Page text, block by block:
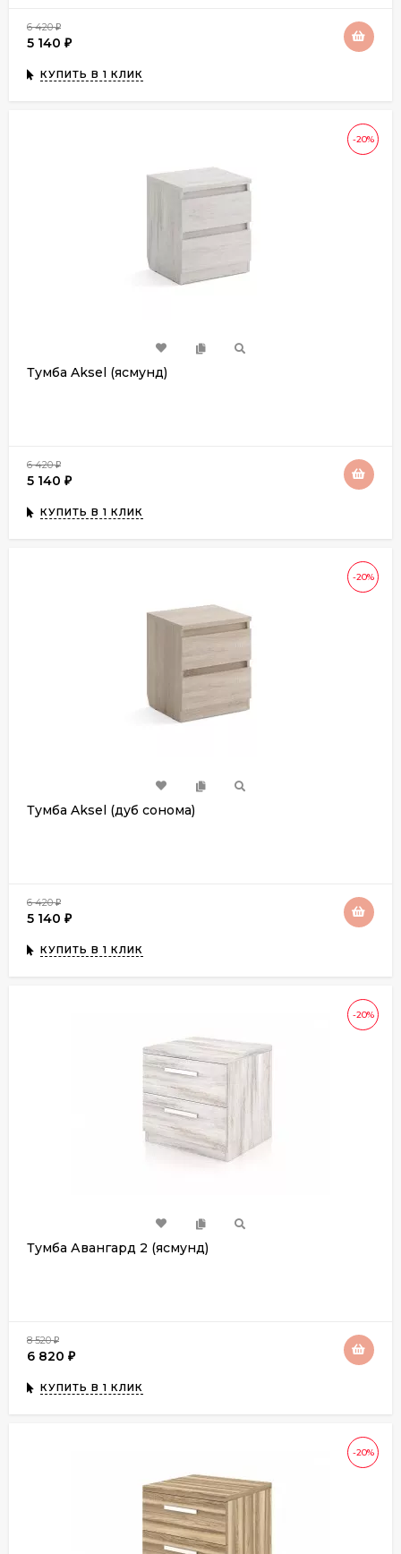
6 420₽
5 140 ₽
КУПИТЬ В 1 КЛИК
-20%
Тумба Aksel (ясмунд)
6 420₽
5 140 ₽
КУПИТЬ В 1 КЛИК
-20%
Тумба Aksel (дуб сонома)
6 420₽
5 140 ₽
КУПИТЬ В 1 КЛИК
-20%
Тумба Авангард 2 (ясмунд)
8 520₽
6 820 ₽
КУПИТЬ В 1 КЛИК
-20%